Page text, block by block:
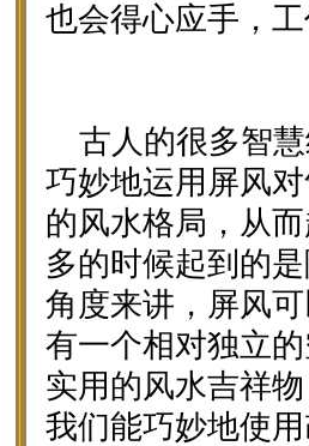
也会得心应手，
古人的很多智慧
巧妙地运用屏风
的风水格局，从
多的时候起到的
角度来讲，屏风
有一个相对独立
实用的风水吉祥
我们能巧妙地使